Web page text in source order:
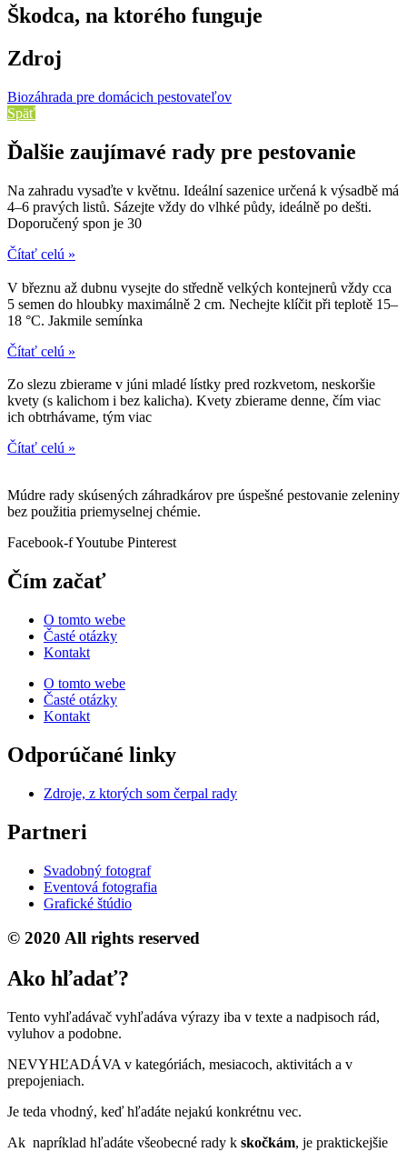
Škodca, na ktorého funguje
Zdroj
Biozáhrada pre domácich pestovateľov
Späť
Ďalšie zaujímavé rady pre pestovanie
Na zahradu vysaďte v květnu. Ideální sazenice určená k výsadbě má
4–6 pravých listů. Sázejte vždy do vlhké půdy, ideálně po dešti.
Doporučený spon je 30
Čítať celú »
V březnu až dubnu vysejte do středně velkých kontejnerů vždy cca
5 semen do hloubky maximálně 2 cm. Nechejte klíčit při teplotě 15–
18 °C. Jakmile semínka
Čítať celú »
Zo slezu zbierame v júni mladé lístky pred rozkvetom, neskoršie
kvety (s kalichom i bez kalicha). Kvety zbierame denne, čím viac
ich obtrhávame, tým viac
Čítať celú »
Múdre rady skúsených záhradkárov pre úspešné pestovanie zeleniny
bez použitia priemyselnej chémie.
Facebook-fYoutube Pinterest
Čím začať
O tomto webe
Časté otázky
Kontakt
O tomto webe
Časté otázky
Kontakt
Odporúčané linky
Zdroje, z ktorých som čerpal rady
Partneri
Svadobný fotograf
Eventová fotografia
Grafické štúdio
© 2020 All rights reserved
Ako hľadať?
Tento vyhľadávač vyhľadáva výrazy iba v texte a nadpisoch rád,
vyluhov a podobne.
NEVYHĽADÁVA v kategóriách, mesiacoch, aktivitách a v
prepojeniach.
Je teda vhodný, keď hľadáte nejakú konkrétnu vec.
Ak napríklad hľadáte všeobecné rady k skočkám, je praktickejšie